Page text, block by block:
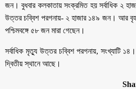
জন। বুধবার কলকাতায় সংক্রমিত হয় সর্বাধিক ২
উত্তর চব্বিশ পরগনায়- ২ হাজার ১৪৯ জন। আর
পশ্চিমবঙ্গে ৫৮ জন মারা গেছেন।
সর্বাধিক মৃত্যু উত্তর চব্বিশ পরগনায়, সংখ্যাটি
দ্বিতীয় স্থানে আছে।